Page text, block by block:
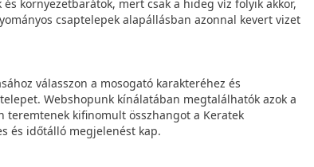
környezetbarátok, mert csak a hideg víz folyik akkor,
csaptelepek alapállásban azonnal kevert vizet
válasszon a mosogató karakteréhez és
Webshopunk kínálatában megtalálhatók azok a
teremtenek kifinomult összhangot a Keratek
és időtálló megjelenést kap.